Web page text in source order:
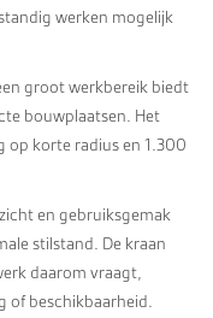
werken mogelijk
groot werkbereik biedt
bouwplaatsen. Het
op korte radius en 1.300
en gebruiksgemak
stilstand. De kraan
daarom vraagt,
of beschikbaarheid.